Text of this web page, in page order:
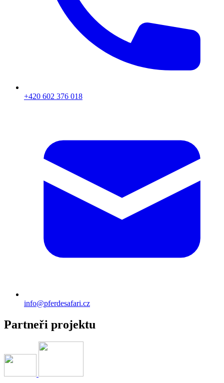
+420 602 376 018
info@pferdesafari.cz
Partneři projektu